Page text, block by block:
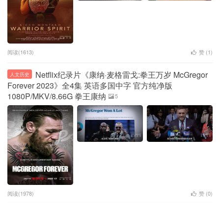
阅读(1613) 赞 (1)
人文历史
Netflix纪录片《‎康纳·麦格雷戈:拳王万岁 McGregor
Forever 2023》全4集 英语多国中字 官方纯净版
1080P/MKV/8.66G 拳王康纳
5
阅读(1978) 赞 (0)